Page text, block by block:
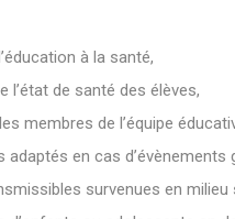
à la santé,
l’état de santé des élèves,
membres de l’équipe
en cas
survenues en milieu